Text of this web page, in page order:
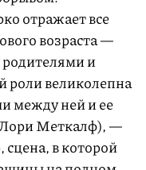
отражает все
возраста —
и
роли великолепна
между ней и ее
Лори Меткалф), —
в которой